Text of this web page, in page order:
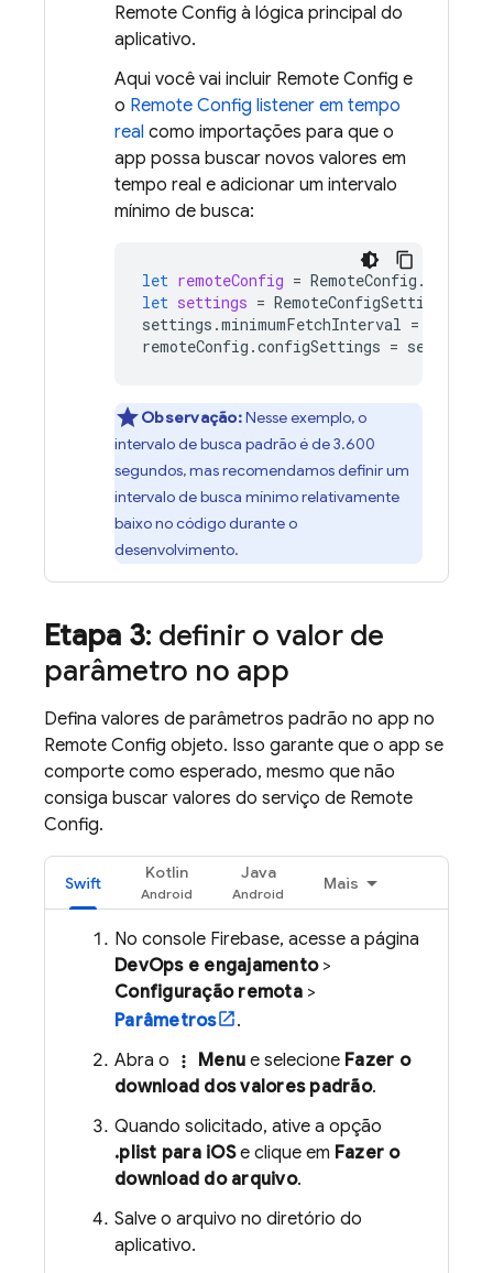
Remote Config à lógica principal do
aplicativo.
Aqui você vai incluir Remote Config e
o Remote Config listener em tempo
real como importações para que o
app possa buscar novos valores em
tempo real e adicionar um intervalo
mínimo de busca:
let remoteConfig = RemoteConfig .
let settings = RemoteConfigSettings
settings .minimumFetchInterval =
remoteConfig .configSettings = settings
Observação:Nesse exemplo, o
intervalo de busca padrão é de 3.600
segundos, mas recomendamos definir um
intervalo de busca mínimo relativamente
baixo no código durante o
desenvolvimento.
Etapa 3: definir o valor de
parâmetro no app
Defina valores de parâmetros padrão no app no
Remote Config objeto. Isso garante que o app se
comporte como esperado, mesmo que não
consiga buscar valores do serviço de Remote
Config.
Swift
Kotlin Java
Mais
No console Firebase, acesse a página
DevOps e engajamento>
Configuração remota>
Parâmetros
.
Abra o
more_vert Menu e selecione Fazer o
download dos valores padrão.
Quando solicitado, ative a opção
.plist para iOSe clique em Fazer o
download do arquivo.
Salve o arquivo no diretório do
aplicativo.